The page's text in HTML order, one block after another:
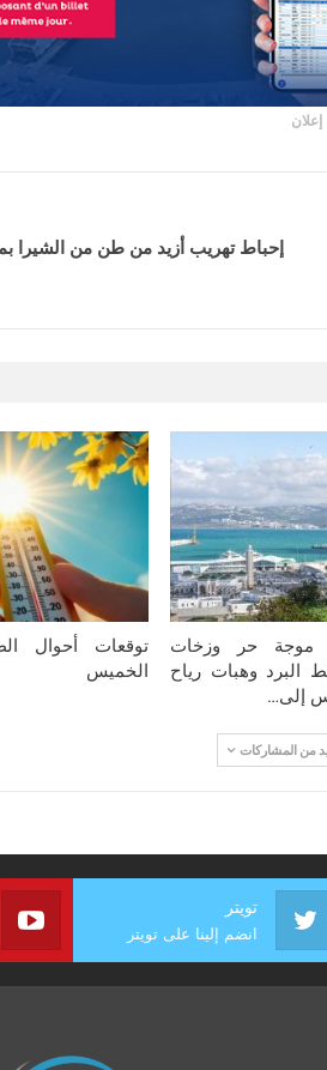
إعلان
إحباط تهريب أزيد من طن من الشيرا
موجة حر وزخات
البرد وهبات رياح
إلى…
توقعات أحوال
الخميس
من المشاركات
تويتر
انضم إلينا على تويتر